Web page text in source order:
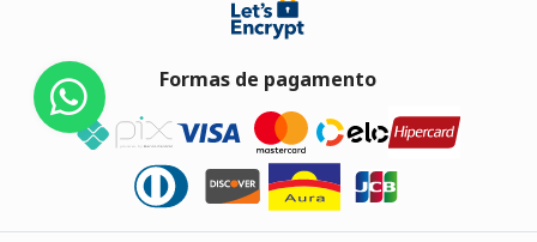
Formas de pagamento